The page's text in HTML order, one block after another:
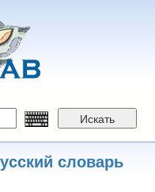
Искать
словарь